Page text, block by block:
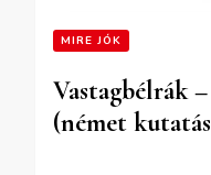
MIRE JÓK
Vastagbélrák
(német